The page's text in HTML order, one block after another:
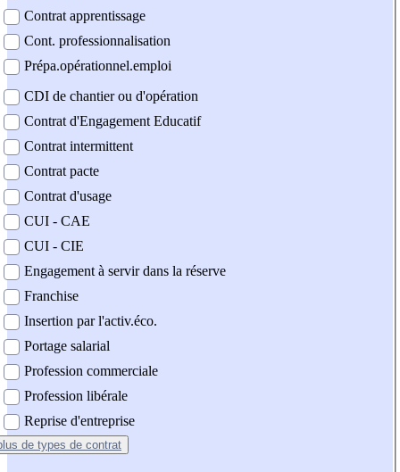
Contrat apprentissage
Cont. professionnalisation
Prépa.opérationnel.emploi
CDI de chantier ou d'opération
Contrat d'Engagement Educatif
Contrat intermittent
Contrat pacte
Contrat d'usage
CUI - CAE
CUI - CIE
Engagement à servir dans la réserve
Franchise
Insertion par l'activ.éco.
Portage salarial
Profession commerciale
Profession libérale
Reprise d'entreprise
de types de contrat